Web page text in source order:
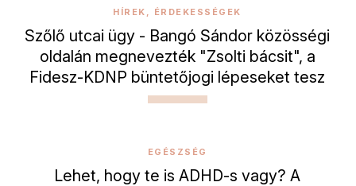
HÍREK, ÉRDEKESSÉGEK
Szőlő utcai ügy - Bangó Sándor közösségi
oldalán megnevezték "Zsolti bácsit", a
Fidesz-KDNP büntetőjogi lépeseket tesz
EGÉSZSÉG
Lehet, hogy te is ADHD-s vagy? A